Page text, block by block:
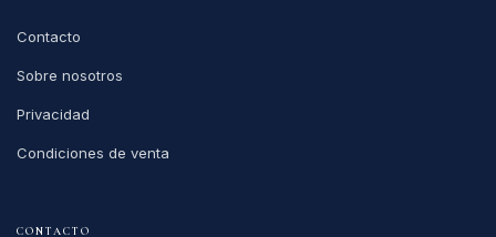
Contacto
Sobre nosotros
Privacidad
Condiciones de venta
CONTACTO